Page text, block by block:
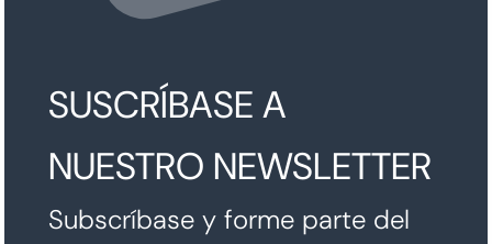
SUSCRÍBASE A
NUESTRO NEWSLETTER
Subscríbase y forme parte del